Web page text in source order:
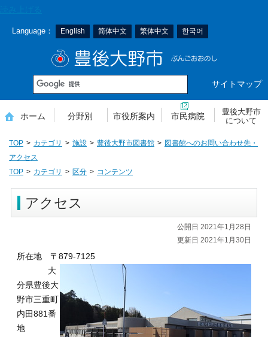
Language： English 简体中文 繁体中文 한국어
サイトマップ
ホーム 分野別 市役所案内 市民病院
豊後大野市
について
TOP カテゴリ 施設 豊後大野市図書館
図書館へのお問い合わせ先・
アクセス
TOP
カテゴリ 区分 コンテンツ
アクセス
公開日 2021年1月28日
更新日 2021年1月30日
所在地 〒879-7125
大
分県豊後大
野市三重町
内田881番
地